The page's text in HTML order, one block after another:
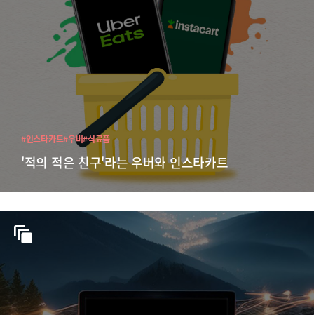
'적의 적은 친구'라는 우버와 인스타카트
#인스타카트#우버#식료품